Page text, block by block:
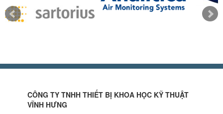
CÔNG TY TNHH THIẾT BỊ KHOA HỌC KỸ THUẬT
VĨNH HƯNG